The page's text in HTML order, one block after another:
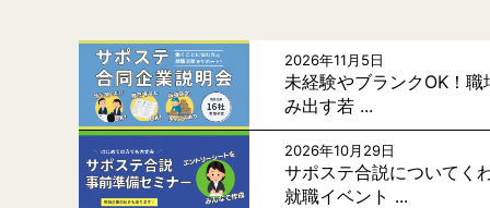
2026年11月5日
未経験やブランクOK！
み出す若 ...
2026年10月29日
サポステ合説についてく
就職イベント ...